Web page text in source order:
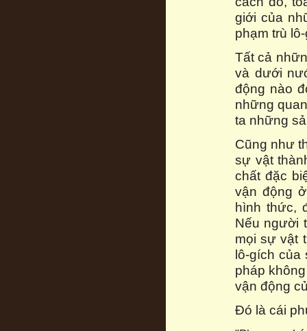
giới của
phạm trù
Tất cả
và dưới
động nào
những
ta những
Cũng như
sự vật
chất đặc
vận động
hình thức,
Nếu người
mọi sự vật
lô-gích của
pháp
vận động
Đó là cái